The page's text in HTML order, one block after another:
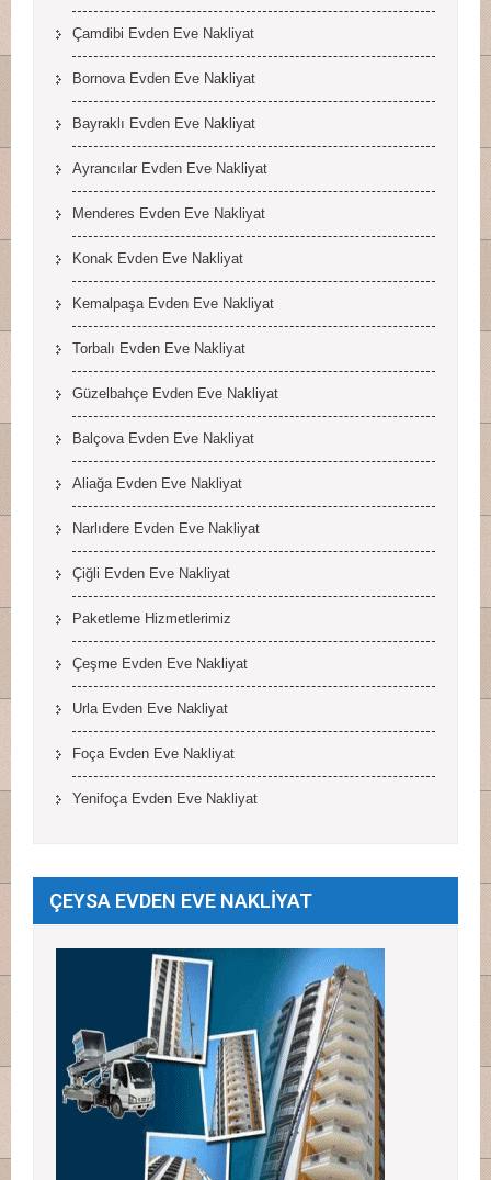
Çamdibi Evden Eve Nakliyat
Bornova Evden Eve Nakliyat
Bayraklı Evden Eve Nakliyat
Ayrancılar Evden Eve Nakliyat
Menderes Evden Eve Nakliyat
Konak Evden Eve Nakliyat
Kemalpaşa Evden Eve Nakliyat
Torbalı Evden Eve Nakliyat
Güzelbahçe Evden Eve Nakliyat
Balçova Evden Eve Nakliyat
Aliağa Evden Eve Nakliyat
Narlıdere Evden Eve Nakliyat
Çiğli Evden Eve Nakliyat
Paketleme Hizmetlerimiz
Çeşme Evden Eve Nakliyat
Urla Evden Eve Nakliyat
Foça Evden Eve Nakliyat
Yenifoça Evden Eve Nakliyat
ÇEYSA EVDEN EVE NAKLİYAT